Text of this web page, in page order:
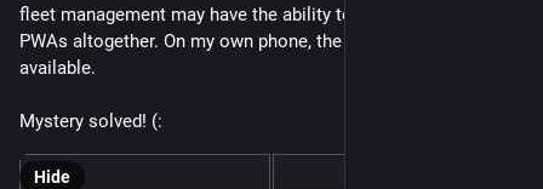
fleet management may have the ability to disable installing
PWAs altogether. On my own phone, the PWA is readily
available.
Mystery solved! (:
Hide